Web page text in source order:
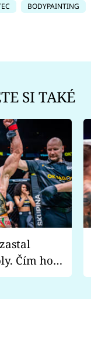
BODYPAINTING
SI TAKÉ
Čím ho